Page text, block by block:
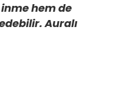
hem de
Auralı